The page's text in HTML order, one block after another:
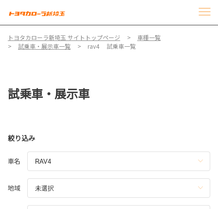
トヨタカローラ新埼玉 サイトトップページ
車種一覧
試乗車・展示車一覧
rav4 試乗車一覧
試乗車・展示車
絞り込み
車名
地域